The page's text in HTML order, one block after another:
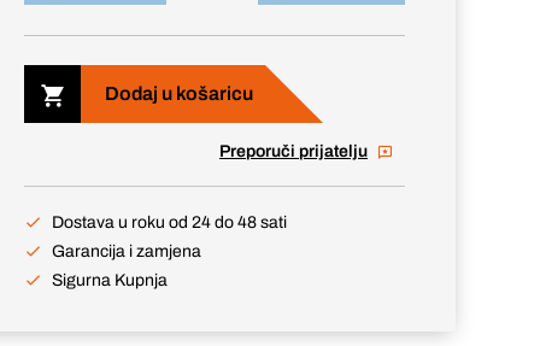
Dodaj u košaricu
Preporuči prijatelju
Dostava u roku od 24 do 48 sati
Garancija i zamjena
Sigurna Kupnja